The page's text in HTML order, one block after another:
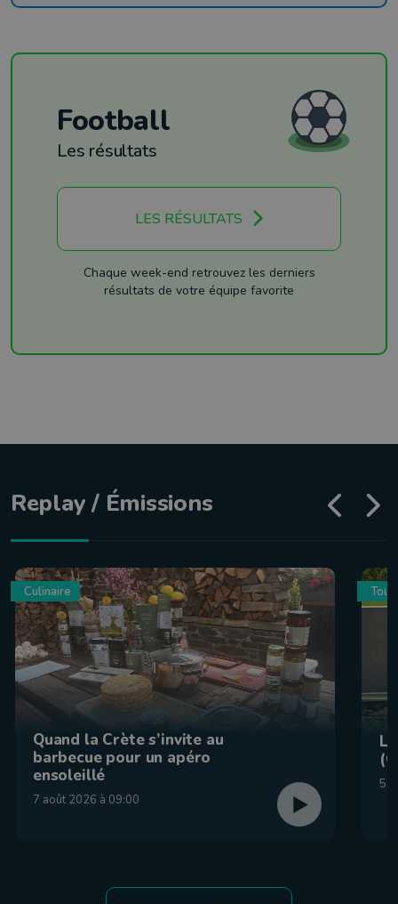
Football
Les résultats
LES RÉSULTATS
Chaque week-end retrouvez les derniers
résultats de votre équipe favorite
Replay / Émissions
Culinaire
Quand la Crète s’invite au
barbecue pour un apéro
ensoleillé
7 août 2026 à 09:00
5